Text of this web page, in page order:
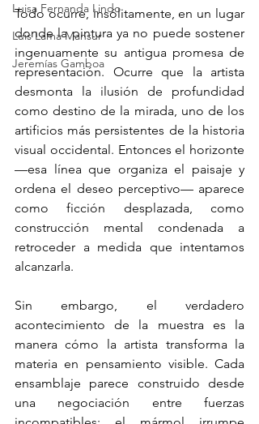
Luisa Fernanda Lindo
Luis Lama Mansur
Jeremías Gamboa
Todo ocurre, insólitamente, en un lugar
donde la pintura ya no puede sostener
ingenuamente su antigua promesa de
representación. Ocurre que la artista
desmonta la ilusión de profundidad
como destino de la mirada, uno de los
artificios más persistentes de la historia
visual occidental. Entonces el horizonte
—esa línea que organiza el paisaje y
ordena el deseo perceptivo— aparece
como ficción desplazada, como
construcción mental condenada a
retroceder a medida que intentamos
alcanzarla.
Sin embargo, el verdadero
acontecimiento de la muestra es la
manera cómo la artista transforma la
materia en pensamiento visible. Cada
ensamblaje parece construido desde
una negociación entre fuerzas